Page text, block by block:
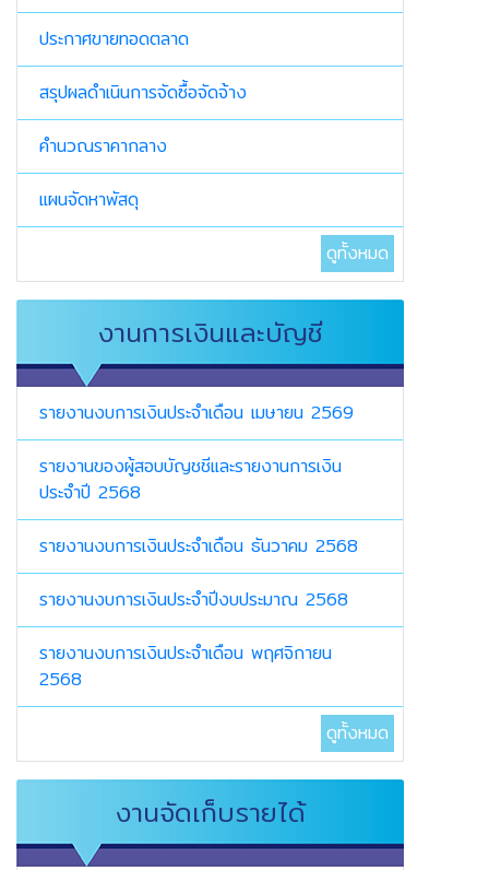
ประกาศขายทอดตลาด
สรุปผลดำเนินการจัดซื้อจัดจ้าง
คำนวณราคากลาง
แผนจัดหาพัสดุ
ดูทั้งหมด
งานการเงินและบัญชี
รายงานงบการเงินประจำเดือน เมษายน 2569
รายงานของผู้สอบบัญชชีและรายงานการเงิน
ประจำปี 2568
รายงานงบการเงินประจำเดือน ธันวาคม 2568
รายงานงบการเงินประจำปีงบประมาณ 2568
รายงานงบการเงินประจำเดือน พฤศจิกายน
2568
ดูทั้งหมด
งานจัดเก็บรายได้